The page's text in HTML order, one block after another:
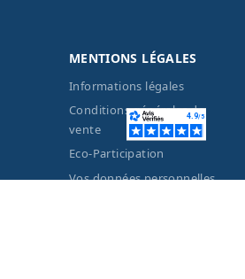
MENTIONS LÉGALES
Informations légales
Conditions générales de
vente
Eco-Participation
Vos données personnelles